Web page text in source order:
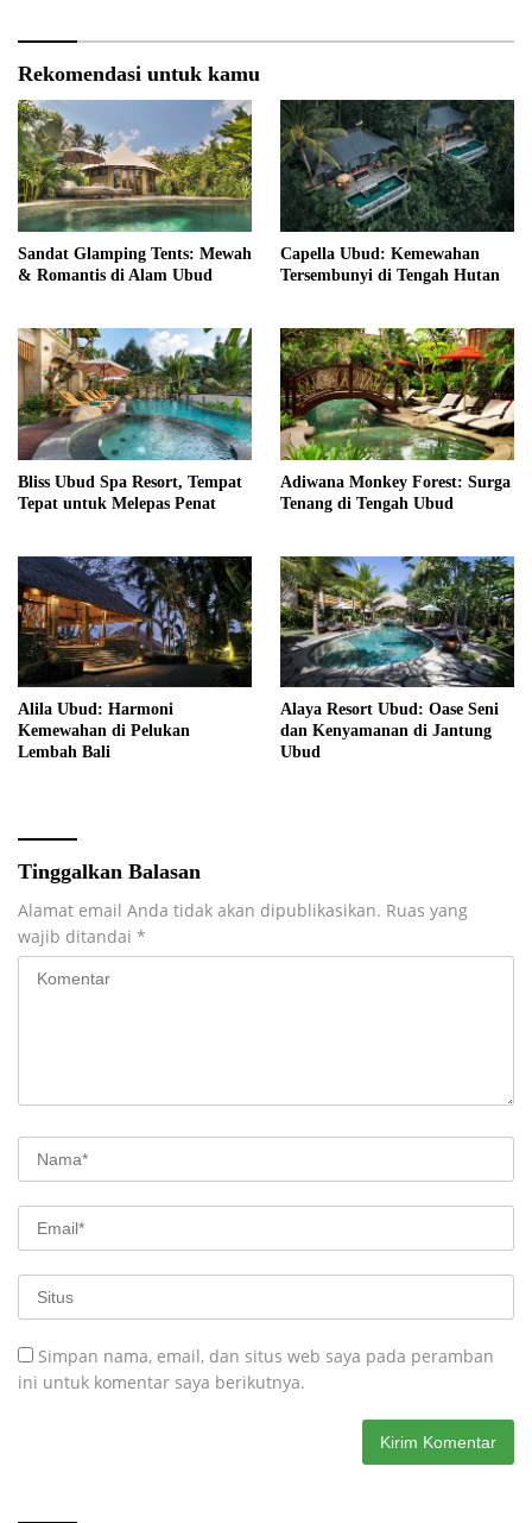
Rekomendasi untuk kamu
Sandat Glamping Tents: Mewah
& Romantis di Alam Ubud
Capella Ubud: Kemewahan
Tersembunyi di Tengah Hutan
Bliss Ubud Spa Resort, Tempat
Tepat untuk Melepas Penat
Adiwana Monkey Forest: Surga
Tenang di Tengah Ubud
Alila Ubud: Harmoni
Kemewahan di Pelukan
Lembah Bali
Alaya Resort Ubud: Oase Seni
dan Kenyamanan di Jantung
Ubud
Tinggalkan Balasan
Alamat email Anda tidak akan dipublikasikan. Ruas yang
wajib ditandai *
Simpan nama, email, dan situs web saya pada peramban
ini untuk komentar saya berikutnya.